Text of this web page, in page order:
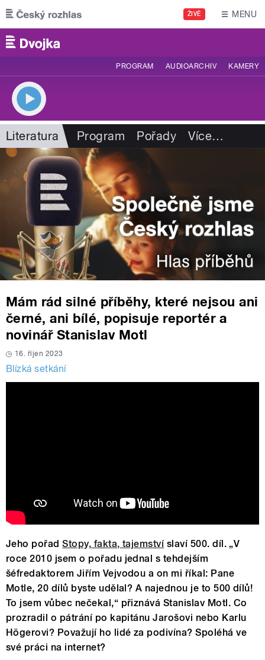
Přejít k hlavnímu obsahu
ŽIVĚ MENU
PROGRAM AUDIOARCHIV KAMERY
Literatura Program Pořady Více…
Mám rád silné příběhy, které nejsou ani
černé, ani bílé, popisuje reportér a
novinář Stanislav Motl
16. říjen 2023
Blízká setkání
Jeho pořadStopy, fakta, tajemstvíslaví 500. díl. „V
roce 2010 jsem o pořadu jednal s tehdejším
šéfredaktorem Jiřím Vejvodou a on mi říkal: Pane
Motle, 20 dílů byste udělal? A najednou je to 500 dílů!
To jsem vůbec nečekal,“ přiznává Stanislav Motl. Co
prozradil o pátrání po kapitánu Jarošovi nebo Karlu
Högerovi? Považují ho lidé za podivína? Spoléhá ve
své práci na internet?